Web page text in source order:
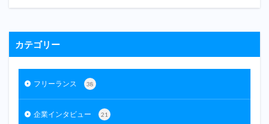
カテゴリー
フリーランス 38
企業インタビュー 21